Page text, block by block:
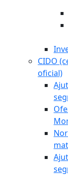
CIDO
oficial)